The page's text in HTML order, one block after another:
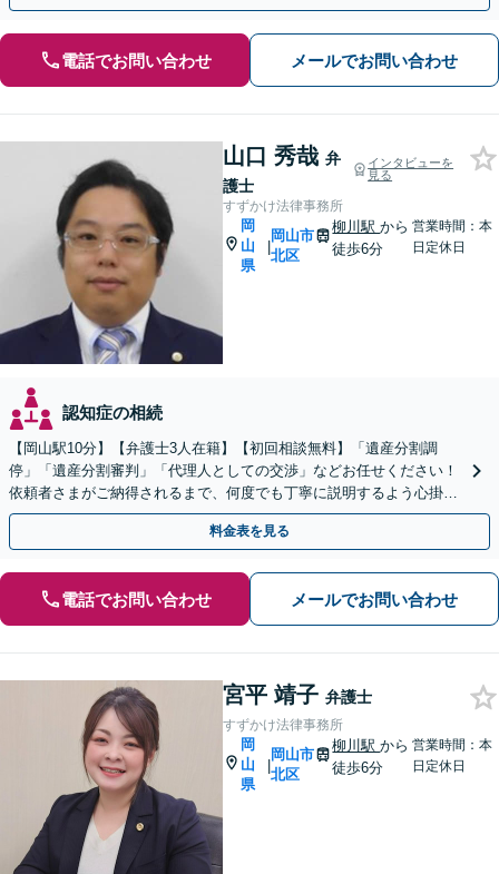
電話でお問い合わせ メールでお問い合わせ
山口 秀哉 弁
護士
インタビューを
見る
すずかけ法律事務所
岡
山
県
|
岡山市
北区
柳川駅から
徒歩6分
営業時間：本
日定休日
認知症の相続
【岡山駅10分】【弁護士3人在籍】【初回相談無料】「遺産分割調
停」「遺産分割審判」「代理人としての交渉」などお任せください！
依頼者さまがご納得されるまで、何度でも丁寧に説明するよう心掛け
ています【土日祝／夜間対応可】【当日／電話相談可】
料金表を見る
電話でお問い合わせ メールでお問い合わせ
宮平 靖子 弁護士
すずかけ法律事務所
岡
山
県
|
岡山市
北区
柳川駅から
徒歩6分
営業時間：本
日定休日